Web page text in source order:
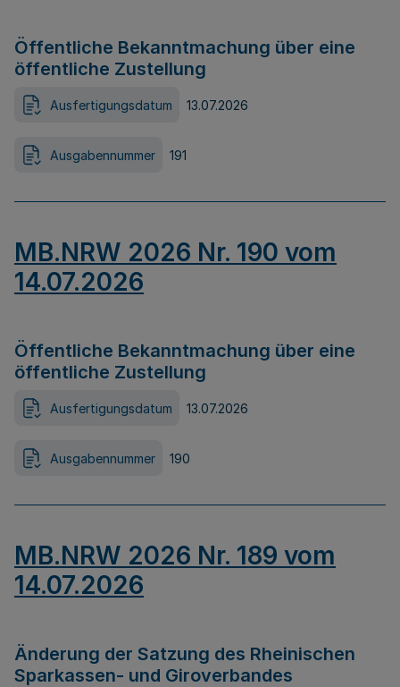
Öffentliche Bekanntmachung über eine
öffentliche Zustellung
Ausfertigungsdatum 13.07.2026
Ausgabennummer 191
MB.NRW 2026 Nr. 190 vom
14.07.2026
Öffentliche Bekanntmachung über eine
öffentliche Zustellung
Ausfertigungsdatum 13.07.2026
Ausgabennummer 190
MB.NRW 2026 Nr. 189 vom
14.07.2026
Änderung der Satzung des Rheinischen
Sparkassen- und Giroverbandes